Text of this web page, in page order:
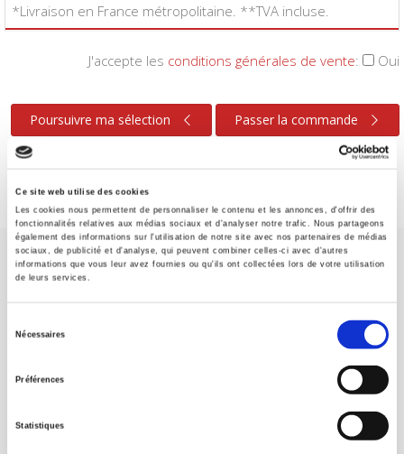
Ce site web utilise des cookies
Les cookies nous permettent de personnaliser le contenu et les annonces, d'offrir des
fonctionnalités relatives aux médias sociaux et d'analyser notre trafic. Nous partageons
également des informations sur l'utilisation de notre site avec nos partenaires de médias
sociaux, de publicité et d'analyse, qui peuvent combiner celles-ci avec d'autres
informations que vous leur avez fournies ou qu'ils ont collectées lors de votre utilisation
de leurs services.
Nécessaires
Préférences
Statistiques
*Livraison en France métropolitaine. **TVA incluse.
J'accepte les conditions générales de vente: Oui
Poursuivre ma sélection Passer la commande
Maison d'édition dédiée aux sciences humaines et sociales, les
à la transmission des savoirs et des idées